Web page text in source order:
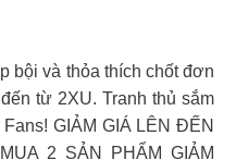
bội và thỏa thích chốt đơn
từ 2XU. Tranh thủ sắm
GIẢM GIÁ LÊN ĐẾN
2 SẢN PHẨM GIẢM